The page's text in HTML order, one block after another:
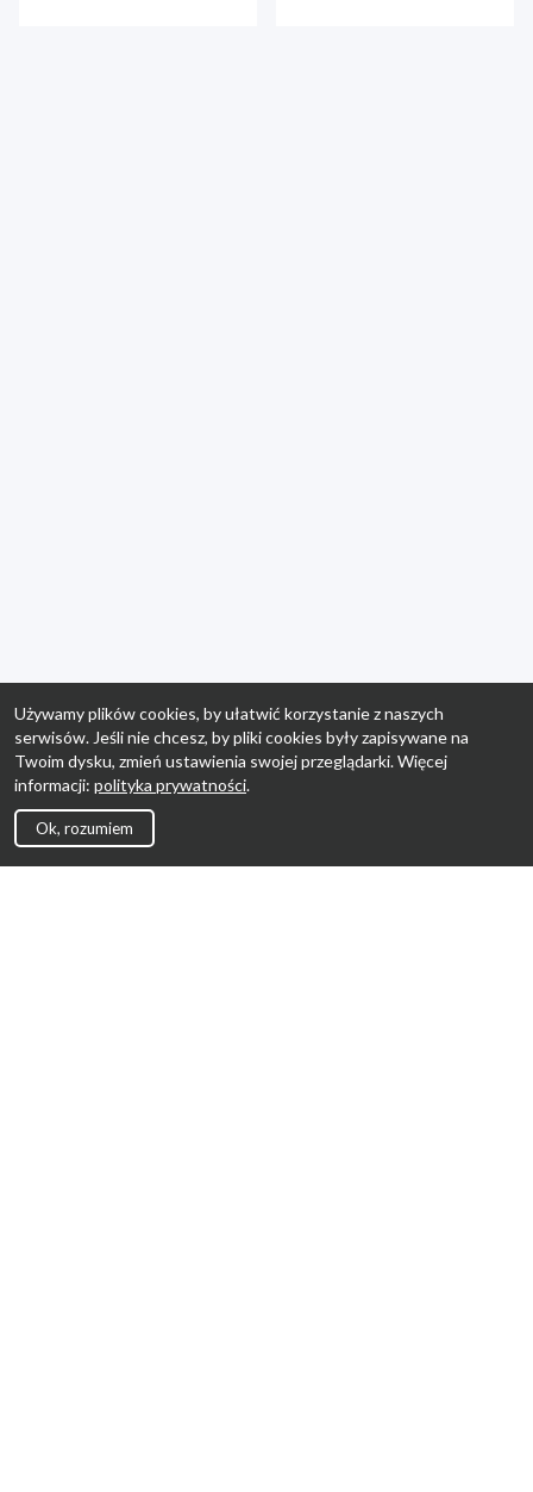
Używamy plików cookies, by ułatwić korzystanie z naszych
serwisów. Jeśli nie chcesz, by pliki cookies były zapisywane na
Twoim dysku, zmień ustawienia swojej przeglądarki. Więcej
informacji: polityka prywatności.
Ok, rozumiem